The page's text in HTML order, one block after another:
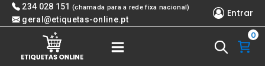
Skip 234 028 151 (chamada para a rede fixa nacional)
geral@etiquetas-online.pt
Entrar
0